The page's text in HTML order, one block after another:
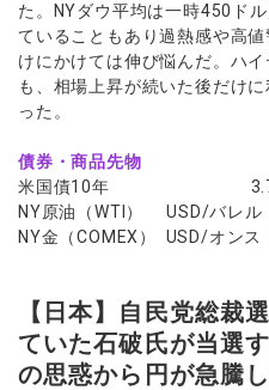
た。NYダウ平均は一時450ド
ていることもあり過熱感や高
けにかけては伸び悩んだ。ハ
も、相場上昇が続いた後だけ
った。
債券・商品先物
米国債10年
NY原油（WTI） USD/バ
NY金（COMEX） USD/オ
【日本】自民党総裁
ていた石破氏が当選
の思惑から円が急騰